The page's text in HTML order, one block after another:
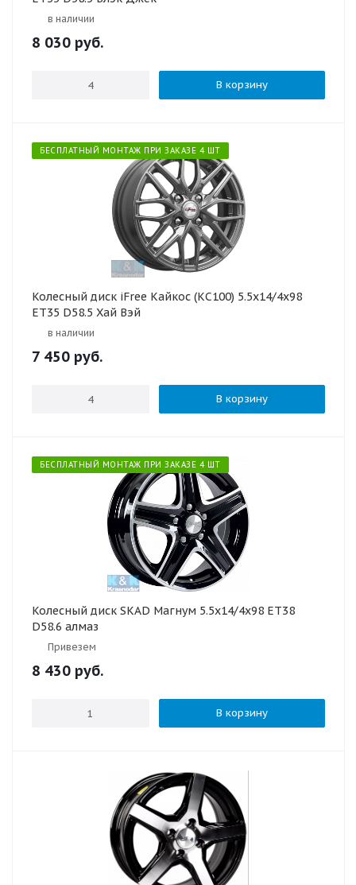
в наличии
8 030 руб.
В корзину
БЕСПЛАТНЫЙ МОНТАЖ ПРИ ЗАКАЗЕ 4 ШТ
Колесный диск iFree Кайкос (КС100) 5.5x14/4x98
ET35 D58.5 Хай Вэй
в наличии
7 450 руб.
В корзину
БЕСПЛАТНЫЙ МОНТАЖ ПРИ ЗАКАЗЕ 4 ШТ
Колесный диск SKAD Магнум 5.5x14/4x98 ET38
D58.6 алмаз
Привезем
8 430 руб.
В корзину